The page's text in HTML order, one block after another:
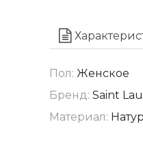
Пол: Женское
Бренд: Saint
Материал: